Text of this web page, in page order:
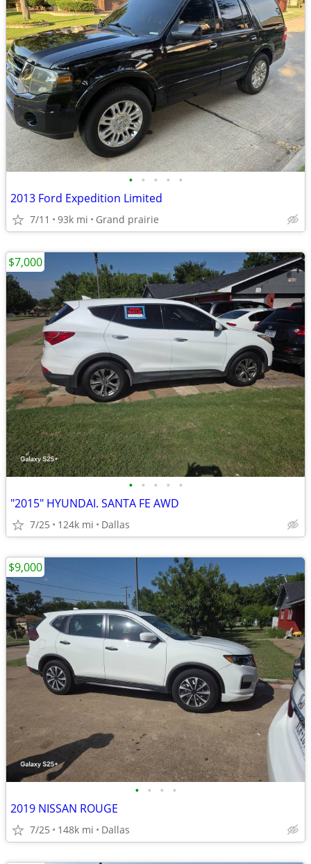
• • • • •
2013 Ford Expedition Limited
7/11 93k mi Grand prairie
• • • • •
"2015" HYUNDAI. SANTA FE AWD
7/25 124k mi Dallas
$7,000
• • • •
2019 NISSAN ROUGE
7/25 148k mi Dallas
$9,000